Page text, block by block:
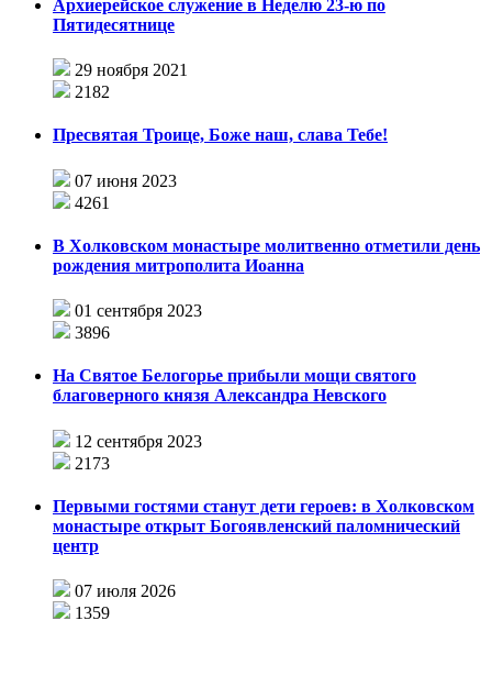
Архиерейское служение в Неделю 23-ю по
Пятидесятнице
29 ноября 2021
2182
Пресвятая Троице, Боже наш, слава Тебе!
07 июня 2023
4261
В Холковском монастыре молитвенно отметили день
рождения митрополита Иоанна
01 сентября 2023
3896
На Святое Белогорье прибыли мощи святого
благоверного князя Александра Невского
12 сентября 2023
2173
Первыми гостями станут дети героев: в Холковском
монастыре открыт Богоявленский паломнический
центр
07 июля 2026
1359